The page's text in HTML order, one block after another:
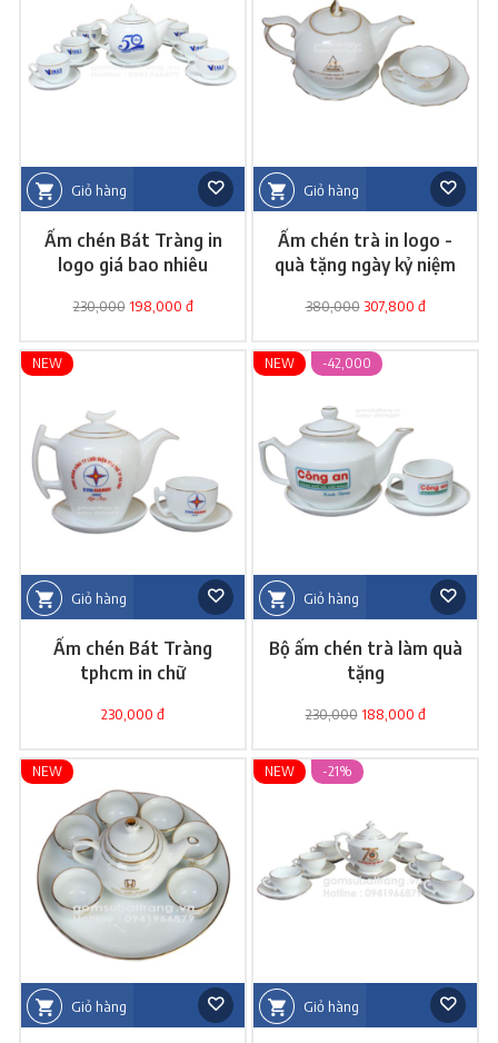
Giỏ hàng
Ấm chén Bát Tràng in
logo giá bao nhiêu
230,000198,000 đ
Giỏ hàng
Ấm chén trà in logo -
quà tặng ngày kỷ niệm
380,000307,800 đ
Giỏ hàng
NEW
Ấm chén Bát Tràng
tphcm in chữ
230,000 đ
Giỏ hàng
NEW -42,000
Bộ ấm chén trà làm quà
tặng
230,000188,000 đ
Giỏ hàng
NEW
Giỏ hàng
NEW -21%